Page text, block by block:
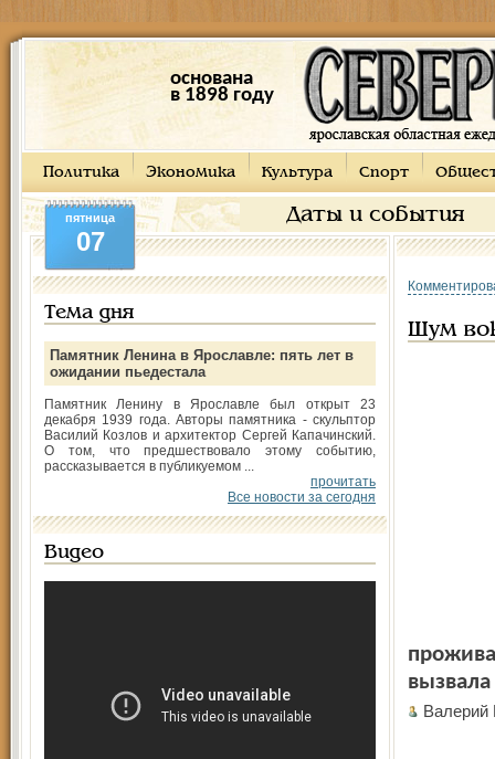
основана
в 1898 году
Политика Экономика Культура Спорт
Даты и события
пятница
07
Тема дня
Памятник Ленина в Ярославле: пять лет в
ожидании пьедестала
Памятник Ленину в Ярославле был открыт 23
декабря 1939 года. Авторы памятника - скульптор
Василий Козлов и архитектор Сергей Капачинский.
О том, что предшествовало этому событию,
рассказывается в публикуемом ...
прочитать
Все новости за сегодня
Видео
Шум
вызвала